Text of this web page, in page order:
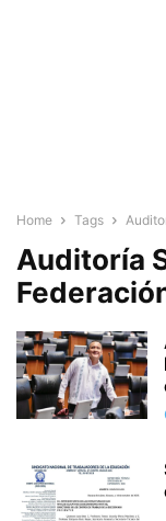
Home Tags
Auditoría